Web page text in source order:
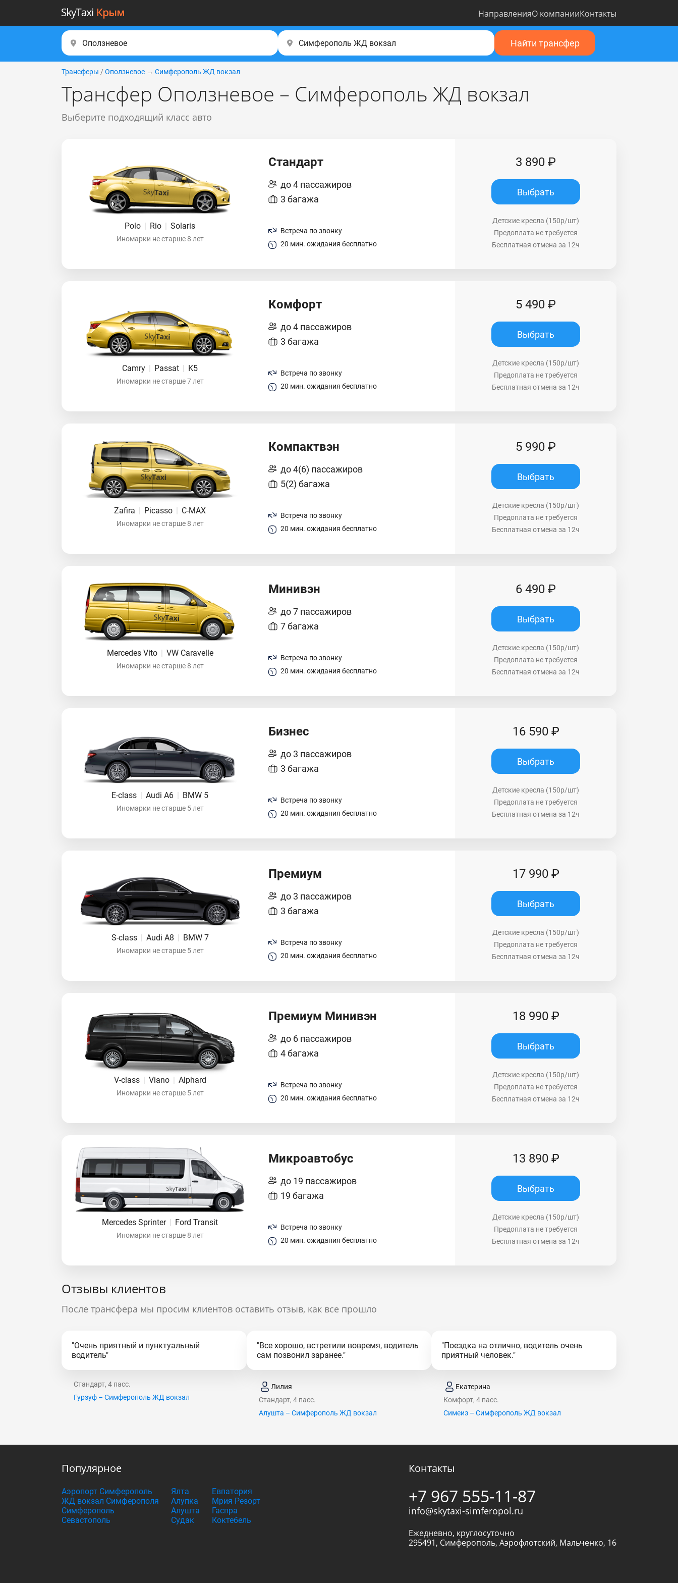
НаправленияО компанииКонтакты
Найти трансфер
Трансферы / Оползневое → Симферополь ЖД вокзал
Трансфер Оползневое – Симферополь ЖД вокзал
Выберите подходящий класс авто
Polo | Rio | Solaris
Иномарки не старше 8 лет
Стандарт
до 4 пассажиров
3 багажа
Встреча по звонку
20 мин. ожидания бесплатно
3 890 ₽
Выбрать
Детские кресла (150р/шт)
Предоплата не требуется
Бесплатная отмена за 12ч
Camry | Passat | K5
Иномарки не старше 7 лет
Комфорт
до 4 пассажиров
3 багажа
Встреча по звонку
20 мин. ожидания бесплатно
5 490 ₽
Выбрать
Детские кресла (150р/шт)
Предоплата не требуется
Бесплатная отмена за 12ч
Zafira | Picasso | C-MAX
Иномарки не старше 8 лет
Компактвэн
до 4(6) пассажиров
5(2) багажа
Встреча по звонку
20 мин. ожидания бесплатно
5 990 ₽
Выбрать
Детские кресла (150р/шт)
Предоплата не требуется
Бесплатная отмена за 12ч
Mercedes Vito | VW Caravelle
Иномарки не старше 8 лет
Минивэн
до 7 пассажиров
7 багажа
Встреча по звонку
20 мин. ожидания бесплатно
6 490 ₽
Выбрать
Детские кресла (150р/шт)
Предоплата не требуется
Бесплатная отмена за 12ч
E-class | Audi A6 | BMW 5
Иномарки не старше 5 лет
Бизнес
до 3 пассажиров
3 багажа
Встреча по звонку
20 мин. ожидания бесплатно
16 590 ₽
Выбрать
Детские кресла (150р/шт)
Предоплата не требуется
Бесплатная отмена за 12ч
S-class | Audi A8 | BMW 7
Иномарки не старше 5 лет
Премиум
до 3 пассажиров
3 багажа
Встреча по звонку
20 мин. ожидания бесплатно
17 990 ₽
Выбрать
Детские кресла (150р/шт)
Предоплата не требуется
Бесплатная отмена за 12ч
V-class | Viano | Alphard
Иномарки не старше 5 лет
Премиум Минивэн
до 6 пассажиров
4 багажа
Встреча по звонку
20 мин. ожидания бесплатно
18 990 ₽
Выбрать
Детские кресла (150р/шт)
Предоплата не требуется
Бесплатная отмена за 12ч
Mercedes Sprinter | Ford Transit
Иномарки не старше 8 лет
Микроавтобус
до 19 пассажиров
19 багажа
Встреча по звонку
20 мин. ожидания бесплатно
13 890 ₽
Выбрать
Детские кресла (150р/шт)
Предоплата не требуется
Бесплатная отмена за 12ч
Отзывы клиентов
После трансфера мы просим клиентов оставить отзыв, как все прошло
"Очень приятный и пунктуальный
водитель"
Стандарт, 4 пасс.
Гурзуф – Симферополь ЖД вокзал
"Все хорошо, встретили вовремя, водитель
сам позвонил заранее."
Лилия
Стандарт, 4 пасс.
Алушта – Симферополь ЖД вокзал
"Поездка на отлично, водитель очень
приятный человек."
Екатерина
Комфорт, 4 пасс.
Симеиз – Симферополь ЖД вокзал
Популярное
Аэропорт Симферополь
ЖД вокзал Симферополя
Симферополь
Севастополь
Ялта
Алупка
Алушта
Судак
Евпатория
Мрия Резорт
Гаспра
Коктебель
Контакты
+7 967 555-11-87
info@skytaxi-simferopol.ru
Ежедневно, круглосуточно
295491, Симферополь, Аэрофлотский, Мальченко, 16